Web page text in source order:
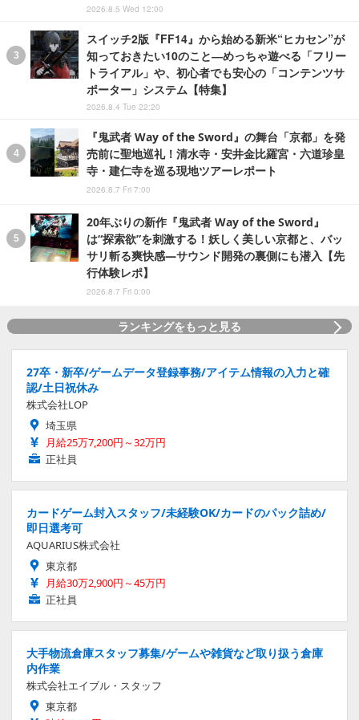
2026.8.5 Wed 12:00
スイッチ2版『FF14』から始める新米“ヒカセン”が
知っておきたい10のこと―めっちゃ遊べる「フリー
トライアル」や、初心者でも安心の「コンテンツサ
ポーター」システム【特集】
2026.8.4 Tue 22:20
『鬼武者 Way of the Sword』の舞台「京都」を発
売前に聖地巡礼！清水寺・安井金比羅宮・六道珍皇
寺・建仁寺を巡る現地ツアーレポート
2026.8.7 Fri 7:00
20年ぶりの新作『鬼武者 Way of the Sword』
は“探索欲”を刺激する！妖しく美しい京都と、バッ
サリ斬る爽快感―サウンド開発の裏側にも潜入【先
行体験レポ】
2026.8.7 Fri 0:00
ランキングをもっと見る
27卒・新卒/ゲームデータ登録事務/アイテム情報の入力と確
認/土日祝休み
株式会社LOP
埼玉県
月給25万7,200円～32万円
正社員
カードゲーム封入スタッフ/未経験OK/カードのパック詰め/
即日選考可
AQUARIUS株式会社
東京都
月給30万2,900円～45万円
正社員
大手物流倉庫スタッフ募集/ゲームや雑貨など取り扱う倉庫
内作業
株式会社エイブル・スタッフ
東京都